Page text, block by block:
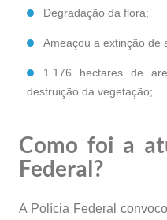
Degradação da flora;
Ameaçou a extinção de
1.176 hectares de
destruição da vegetação;
Como foi a
Federal?
A Polícia Federal